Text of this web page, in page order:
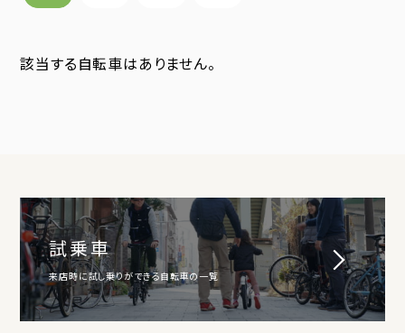
該当する自転車はありません。
試乗車
来店時に試し乗りができる自転車の一覧